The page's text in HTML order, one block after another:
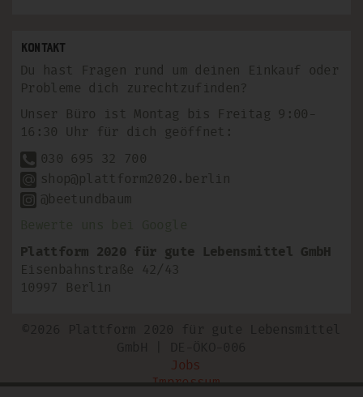
Kontakt
Du hast Fragen rund um deinen Einkauf oder
Probleme dich zurechtzufinden?
Unser Büro ist Montag bis Freitag 9:00-
16:30 Uhr für dich geöffnet:
030 695 32 700
shop@plattform2020.berlin
@beetundbaum
Plattform 2020 für gute Lebensmittel GmbH
Eisenbahnstraße 42/43
10997 Berlin
Jobs
Impressum